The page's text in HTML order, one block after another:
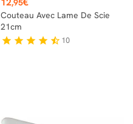
,95
Couteau Avec Lame De Scie
21cm
star star star star star_half 10